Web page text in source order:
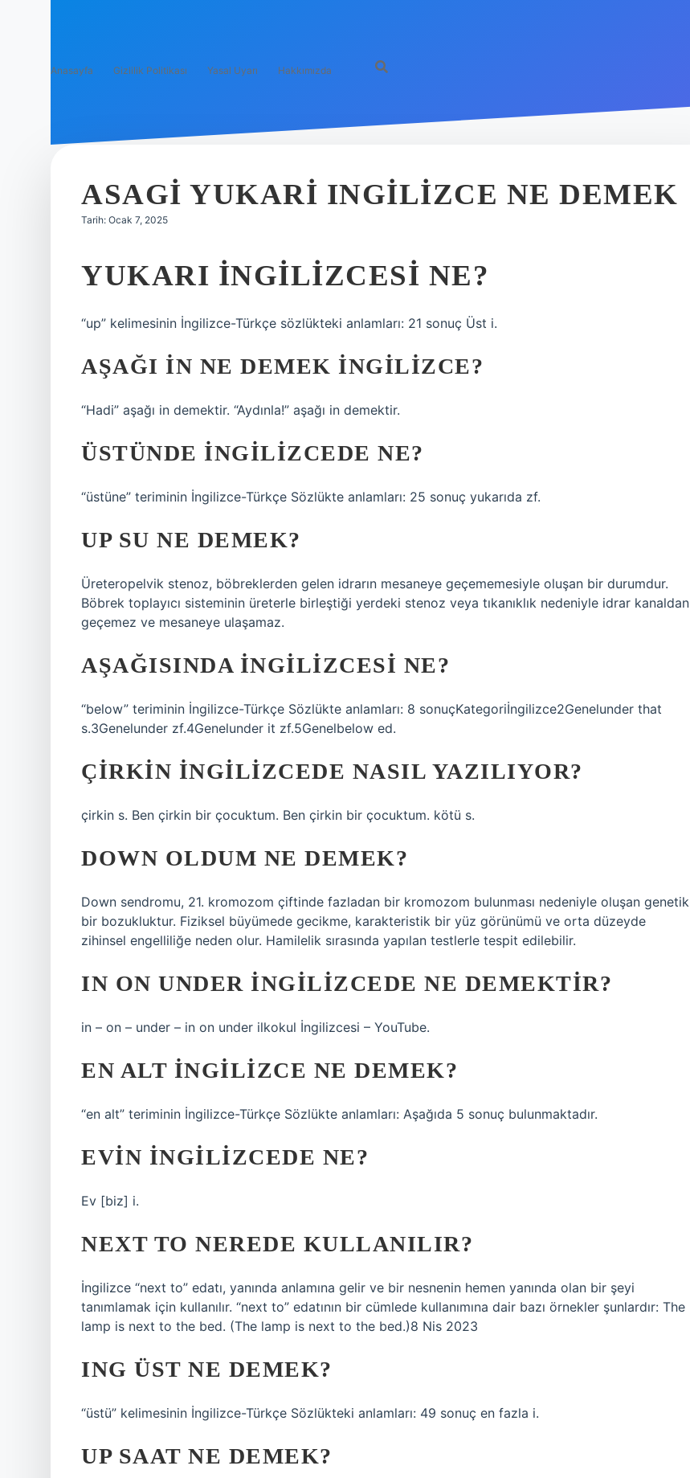
Anasayfa Gizlilik Politikası Yasal Uyarı Hakkımızda
ASAGI YUKARI INGILIZCE NE DEMEK
Tarih: Ocak 7, 2025
YUKARI INGILIZCESI NE?
“up” kelimesinin İngilizce-Türkçe sözlükteki anlamları: 21 sonuç Üst i.
AŞAĞI IN NE DEMEK INGILIZCE?
“Hadi” aşağı in demektir. “Aydınla!” aşağı in demektir.
ÜSTÜNDE INGILIZCEDE NE?
“üstüne” teriminin İngilizce-Türkçe Sözlükte anlamları: 25 sonuç yukarıda zf.
UP SU NE DEMEK?
Üreteropelvik stenoz, böbreklerden gelen idrarın mesaneye geçememesiyle oluşan bir durumdur.
Böbrek toplayıcı sisteminin üreterle birleştiği yerdeki stenoz veya tıkanıklık nedeniyle idrar kanaldan
geçemez ve mesaneye ulaşamaz.
AŞAĞISINDA INGILIZCESI NE?
“below” teriminin İngilizce-Türkçe Sözlükte anlamları: 8 sonuçKategoriİngilizce2Genelunder that
s.3Genelunder zf.4Genelunder it zf.5Genelbelow ed.
ÇIRKIN INGILIZCEDE NASIL YAZILIYOR?
çirkin s. Ben çirkin bir çocuktum. Ben çirkin bir çocuktum. kötü s.
DOWN OLDUM NE DEMEK?
Down sendromu, 21. kromozom çiftinde fazladan bir kromozom bulunması nedeniyle oluşan genetik
bir bozukluktur. Fiziksel büyümede gecikme, karakteristik bir yüz görünümü ve orta düzeyde
zihinsel engelliliğe neden olur. Hamilelik sırasında yapılan testlerle tespit edilebilir.
IN ON UNDER INGILIZCEDE NE DEMEKTIR?
in – on – under – in on under ilkokul İngilizcesi – YouTube.
EN ALT INGILIZCE NE DEMEK?
“en alt” teriminin İngilizce-Türkçe Sözlükte anlamları: Aşağıda 5 sonuç bulunmaktadır.
EVIN INGILIZCEDE NE?
Ev [biz] i.
NEXT TO NEREDE KULLANILIR?
İngilizce “next to” edatı, yanında anlamına gelir ve bir nesnenin hemen yanında olan bir şeyi
tanımlamak için kullanılır. “next to” edatının bir cümlede kullanımına dair bazı örnekler şunlardır: The
lamp is next to the bed. (The lamp is next to the bed.)8 Nis 2023
ING ÜST NE DEMEK?
“üstü” kelimesinin İngilizce-Türkçe Sözlükteki anlamları: 49 sonuç en fazla i.
UP SAAT NE DEMEK?